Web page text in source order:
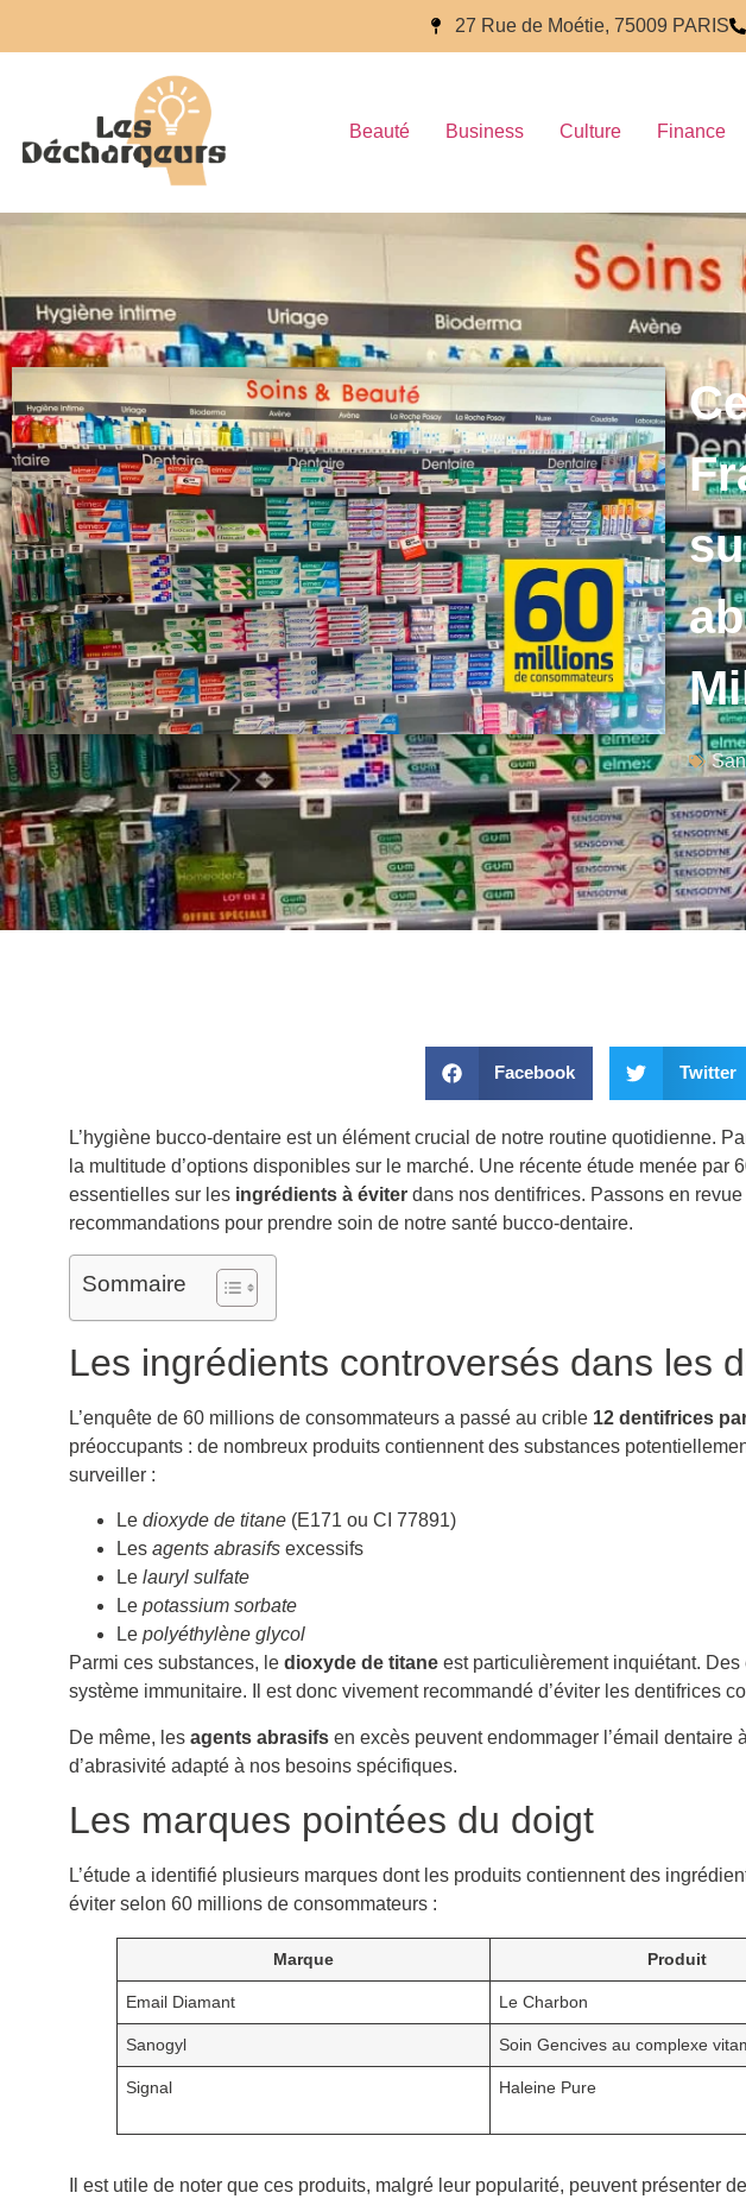
27 Rue de Moétie, 75009 PARIS
Beauté Business Culture Finance
Facebook Twitter
L’hygiène bucco-dentaire est un élément crucial de notre routine quotidienne.
la multitude d’options disponibles sur le marché. Une récente étude menée
essentielles sur les ingrédients à éviter dans nos dentifrices. Passons en
recommandations pour prendre soin de notre santé bucco-dentaire.
Sommaire
Les ingrédients controversés dans les
L’enquête de 60 millions de consommateurs a passé au crible 12 dentifrices
préoccupants : de nombreux produits contiennent des substances
surveiller :
Le dioxyde de titane (E171 ou CI 77891)
Les agents abrasifs excessifs
Le lauryl sulfate
Le potassium sorbate
Le polyéthylène glycol
Parmi ces substances, le dioxyde de titane est particulièrement inquiétant.
système immunitaire. Il est donc vivement recommandé d’éviter les dentifrices
De même, les agents abrasifs en excès peuvent endommager l’émail
d’abrasivité adapté à nos besoins spécifiques.
Les marques pointées du doigt
L’étude a identifié plusieurs marques dont les produits contiennent des
éviter selon 60 millions de consommateurs :
Marque Produit
Email Diamant Le Charbon
Sanogyl Soin Gencives au complexe
Signal Haleine Pure
Il est utile de noter que ces produits, malgré leur popularité, peuvent présenter